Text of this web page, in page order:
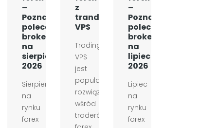
–
Poznaj
polecanych
brokerów
na
sierpień
2026
Sierpień
na
rynku
forex
z
tranding
VPS
Trading
VPS
jest
popularnym
rozwiązaniem
wśród
traderów
–
Poznaj
polecanych
brokerów
na
lipiec
2026
Lipiec
na
rynku
forex